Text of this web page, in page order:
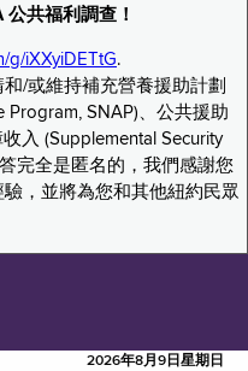
共福利調查！
g/iXXyiDETtG.
/或維持補充營養援助計劃
Program, SNAP)、公共援助
入 (Supplemental Security
完全是匿名的，我們感謝您
，並將為您和其他紐約民眾
2026年8月9日星期日